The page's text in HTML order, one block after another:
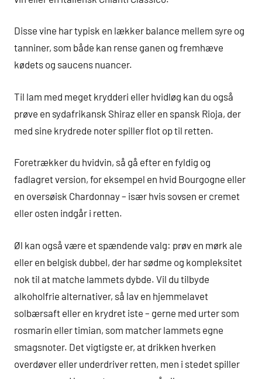
Disse vine har typisk en lækker balance mellem syre og
tanniner, som både kan rense ganen og fremhæve
kødets og saucens nuancer.
Til lam med meget krydderi eller hvidløg kan du også
prøve en sydafrikansk Shiraz eller en spansk Rioja, der
med sine krydrede noter spiller flot op til retten.
Foretrækker du hvidvin, så gå efter en fyldig og
fadlagret version, for eksempel en hvid Bourgogne eller
en oversøisk Chardonnay – især hvis sovsen er cremet
eller osten indgår i retten.
Øl kan også være et spændende valg: prøv en mørk ale
eller en belgisk dubbel, der har sødme og kompleksitet
nok til at matche lammets dybde. Vil du tilbyde
alkoholfrie alternativer, så lav en hjemmelavet
solbærsaft eller en krydret iste – gerne med urter som
rosmarin eller timian, som matcher lammets egne
smagsnoter. Det vigtigste er, at drikken hverken
overdøver eller underdriver retten, men i stedet spiller